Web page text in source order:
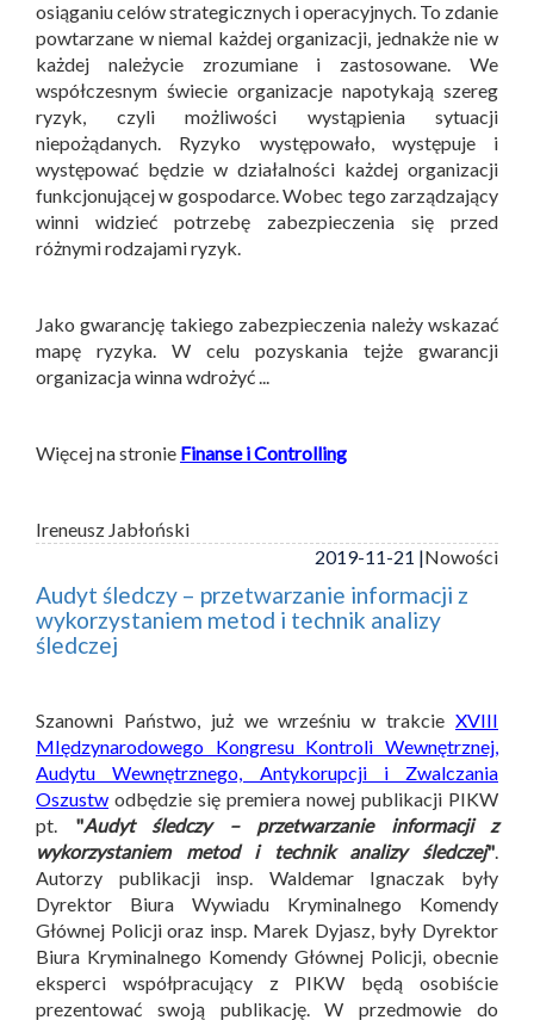
osiąganiu celów strategicznych i operacyjnych. To zdanie
powtarzane w niemal każdej organizacji, jednakże nie w
każdej należycie zrozumiane i zastosowane. We
współczesnym świecie organizacje napotykają szereg
ryzyk, czyli możliwości wystąpienia sytuacji
niepożądanych. Ryzyko występowało, występuje i
występować będzie w działalności każdej organizacji
funkcjonującej w gospodarce. Wobec tego zarządzający
winni widzieć potrzebę zabezpieczenia się przed
różnymi rodzajami ryzyk.
Jako gwarancję takiego zabezpieczenia należy wskazać
mapę ryzyka. W celu pozyskania tejże gwarancji
organizacja winna wdrożyć ...
Więcej na stronie Finanse i Controlling
Ireneusz Jabłoński
2019-11-21 |Nowości
Audyt śledczy – przetwarzanie informacji z
wykorzystaniem metod i technik analizy
śledczej
Szanowni Państwo, już we wrześniu w trakcie XVIII
MIędzynarodowego Kongresu Kontroli Wewnętrznej,
Audytu Wewnętrznego, Antykorupcji i Zwalczania
Oszustw odbędzie się premiera nowej publikacji PIKW
pt. "Audyt śledczy – przetwarzanie informacji z
wykorzystaniem metod i technik analizy śledczej".
Autorzy publikacji insp. Waldemar Ignaczak były
Dyrektor Biura Wywiadu Kryminalnego Komendy
Głównej Policji oraz insp. Marek Dyjasz, były Dyrektor
Biura Kryminalnego Komendy Głównej Policji, obecnie
eksperci współpracujący z PIKW będą osobiście
prezentować swoją publikację. W przedmowie do